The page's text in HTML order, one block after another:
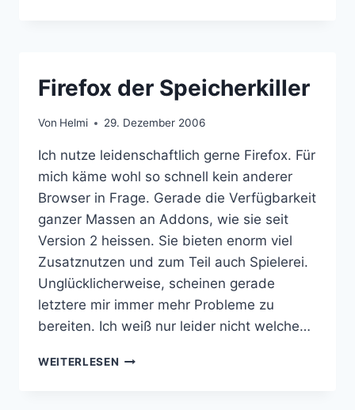
UND
LÖSUNG
Firefox der Speicherkiller
Von Helmi 29. Dezember 2006
Ich nutze leidenschaftlich gerne Firefox. Für
mich käme wohl so schnell kein anderer
Browser in Frage. Gerade die Verfügbarkeit
ganzer Massen an Addons, wie sie seit
Version 2 heissen. Sie bieten enorm viel
Zusatznutzen und zum Teil auch Spielerei.
Unglücklicherweise, scheinen gerade
letztere mir immer mehr Probleme zu
bereiten. Ich weiß nur leider nicht welche…
WEITERLESEN FIREFOX